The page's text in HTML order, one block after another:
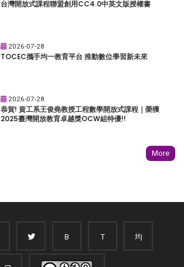
台灣開放式課程聯盟創用CC4.0中英文版授權書
2026-07-28
TOCEC攜手均一教育平台 推動數位學習新未來
2026-07-28
恭賀! 資工系王俊堯教授工程數學開放式課程｜榮獲
2025臺灣開放教育卓越獎OCW組特優!!
More
B T 均